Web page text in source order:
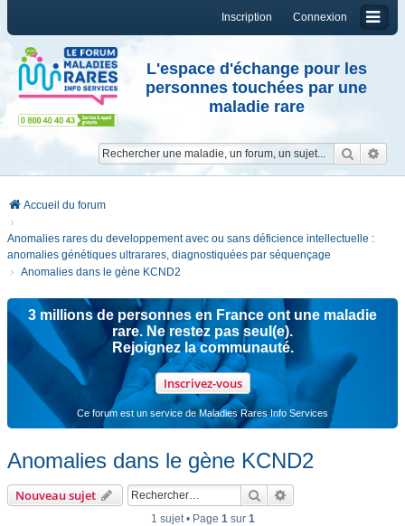
Connexion
Inscription
L'espace d'échange pour les
personnes touchées par une
maladie rare
Accueil du forum
Anomalies rares du developpement avec ou sans déficience intellectuelle :
anomalies génétiques ultrarares, diagnostiquées par séquençage
Anomalies dans le gène KCND2
3 millions de personnes en France ont une maladie
rare. Ne restez pas seul(e).
Rejoignez la communauté.
Inscrivez-vous
Ce forum est un service de Maladies Rares Info Services
Anomalies dans le gène KCND2
Nouveau sujet Rechercher
1 sujet • Page 1sur 1